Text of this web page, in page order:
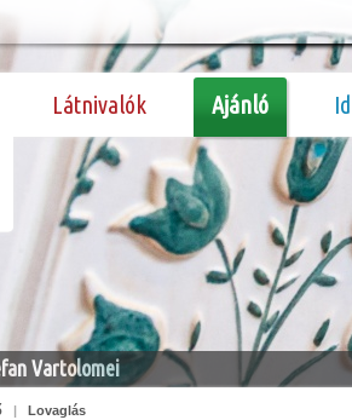
Látnivalók Ajánló
Vartolomei
| Lovaglás